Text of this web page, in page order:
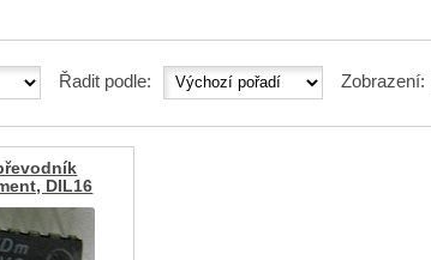
Řadit podle: Zobrazení:
DIL16